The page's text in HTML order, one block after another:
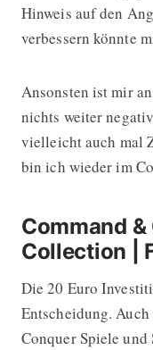
Hinweis auf den
verbessern könnte
Ansonsten ist mir
nichts weiter
vielleicht auch mal
bin ich wieder im
Command
Collection |
Die 20 Euro
Entscheidung.
Conquer Spiele